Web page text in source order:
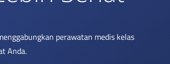
perawatan medis kelas
Anda.